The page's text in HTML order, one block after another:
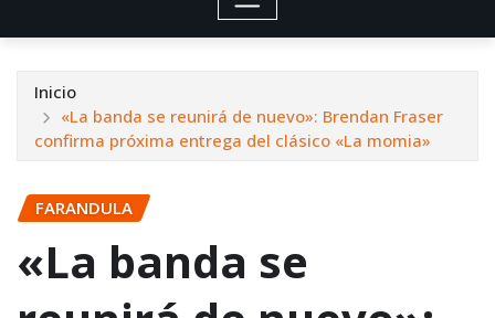
Inicio
«La banda se reunirá de nuevo»: Brendan Fraser
confirma próxima entrega del clásico «La momia»
FARANDULA
«La banda se